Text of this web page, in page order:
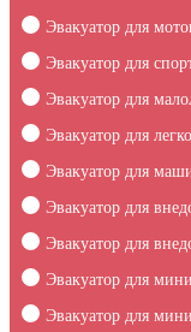
Эвакуатор для
Эвакуатор для
Эвакуатор для
Эвакуатор для
Эвакуатор для
Эвакуатор для
Эвакуатор для
Эвакуатор для
Эвакуатор для